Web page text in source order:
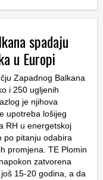
spadaju
u Europi
Zapadnog Balkana
i 250 ugljenih
je njihova
upotreba lošijeg
RH u energetskoj
po pitanju odabira
promjena. TE Plomin
zatvorena
15-20 godina, a da